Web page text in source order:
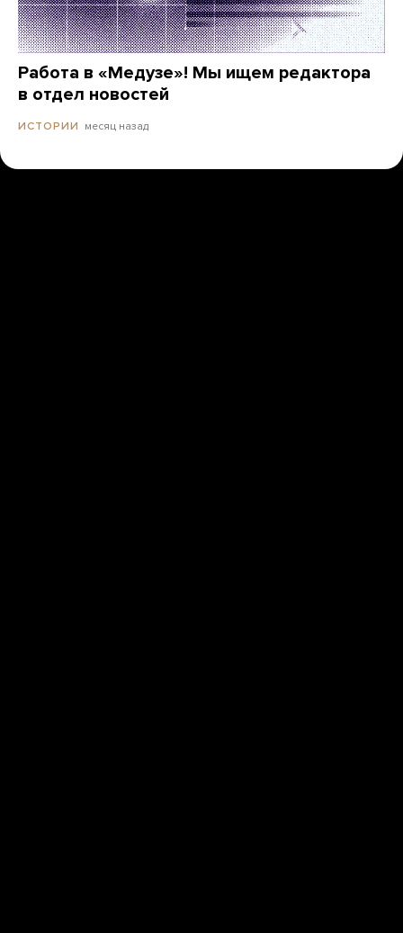
Работа в «Медузе»! Мы ищем редактора
в отдел новостей
ИСТОРИИ месяц назад